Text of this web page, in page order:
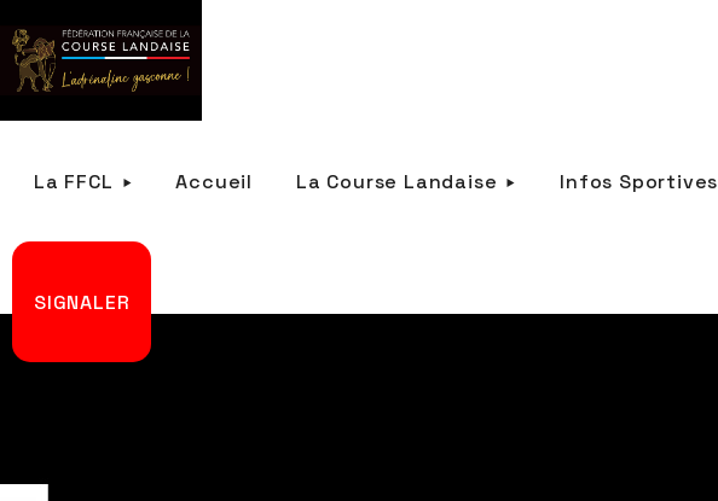
La FFCL Accueil La Course Landaise Infos Sportives
SIGNALER